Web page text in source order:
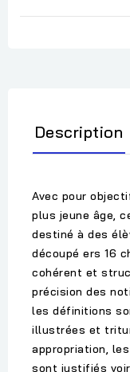
Description
Avec pour
plus jeune âge,
destiné à des
découpé ers 16
cohérent et
précision des
les définitions
illustrées et
appropriation,
sont justifiés